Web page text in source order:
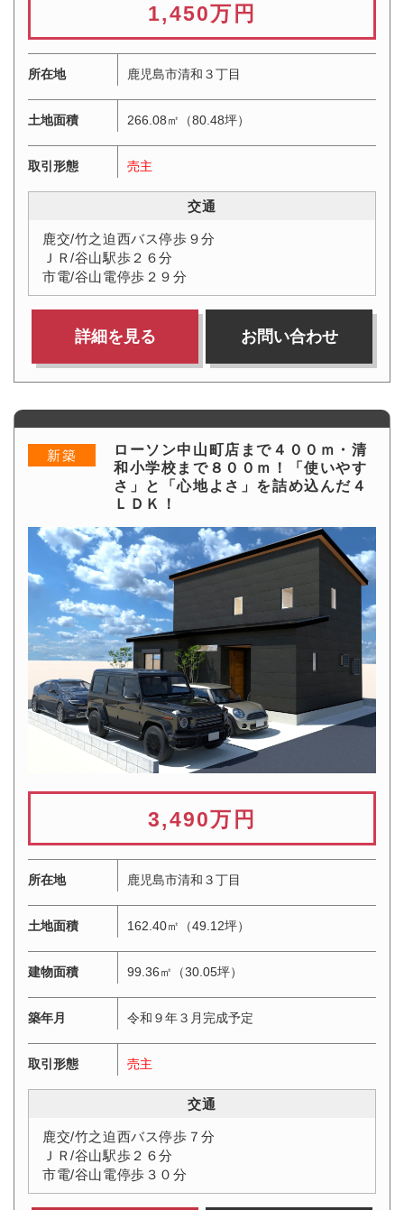
1,450万円
所在地 鹿児島市清和３丁目
土地面積 266.08㎡（80.48坪）
取引形態 売主
交通
鹿交/竹之迫西バス停歩９分
ＪＲ/谷山駅歩２６分
市電/谷山電停歩２９分
詳細を見る お問い合わせ
新築
ローソン中山町店まで４００ｍ・清
和小学校まで８００ｍ！「使いやす
さ」と「心地よさ」を詰め込んだ４
ＬＤＫ！
3,490万円
所在地 鹿児島市清和３丁目
土地面積 162.40㎡（49.12坪）
建物面積 99.36㎡（30.05坪）
築年月 令和９年３月完成予定
取引形態 売主
交通
鹿交/竹之迫西バス停歩７分
ＪＲ/谷山駅歩２６分
市電/谷山電停歩３０分